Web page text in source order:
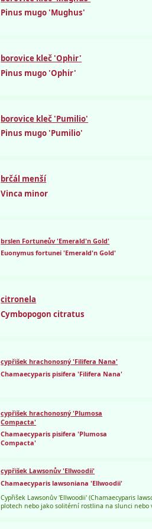
Pinus mugo 'Mughus'
borovice kleč 'Ophir'
Pinus mugo 'Ophir'
borovice kleč 'Pumilio'
Pinus mugo 'Pumilio'
brčál menší
Vinca minor
brslen Fortuneův 'Emerald'n Gold'
Euonymus fortunei 'Emerald'n Gold'
citronela
Cymbopogon citratus
cypřišek hrachonosný 'Filifera Nana'
Chamaecyparis pisifera 'Filifera Nana'
cypřišek hrachonosný 'Plumosa
Compacta'
Chamaecyparis pisifera 'Plumosa
Compacta'
cypřišek Lawsonův 'Ellwoodii'
Chamaecyparis lawsoniana 'Ellwoodii'
Cypřišek Lawsonův 'Ellwoodii' (Chamaecyparis
plotech nebo jako solitérní rostlina na slunci nebo